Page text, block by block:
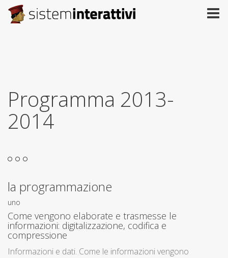
Programma 2013-
2014
la programmazione
uno
Come vengono elaborate e trasmesse le
informazioni: digitalizzazione, codifica e
compressione
Informazioni e dati. Come le informazioni vengono